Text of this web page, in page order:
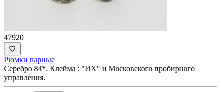
47920
Рюмки парные
Серебро 84*. Клейма : "ИХ" и Московского пробирного
управления.